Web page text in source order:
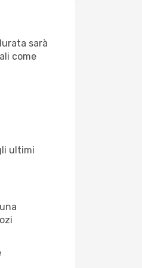
sarà
come
ultimi